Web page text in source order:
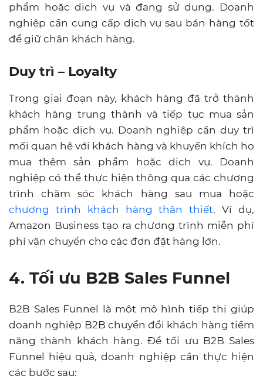
phẩm hoặc dịch vụ và đang sử dụng. Doanh
nghiệp cần cung cấp dịch vụ sau bán hàng tốt
để giữ chân khách hàng.
Duy trì – Loyalty
Trong giai đoạn này, khách hàng đã trở thành
khách hàng trung thành và tiếp tục mua sản
phẩm hoặc dịch vụ. Doanh nghiệp cần duy trì
mối quan hệ với khách hàng và khuyến khích họ
mua thêm sản phẩm hoặc dịch vụ. Doanh
nghiệp có thể thực hiện thông qua các chương
trình chăm sóc khách hàng sau mua hoặc
chương trình khách hàng thân thiết. Ví dụ,
Amazon Business tạo ra chương trình miễn phí
phí vận chuyển cho các đơn đặt hàng lớn.
4. Tối ưu B2B Sales Funnel
B2B Sales Funnel là một mô hình tiếp thị giúp
doanh nghiệp B2B chuyển đổi khách hàng tiềm
năng thành khách hàng. Để tối ưu B2B Sales
Funnel hiệu quả, doanh nghiệp cần thực hiện
các bước sau: